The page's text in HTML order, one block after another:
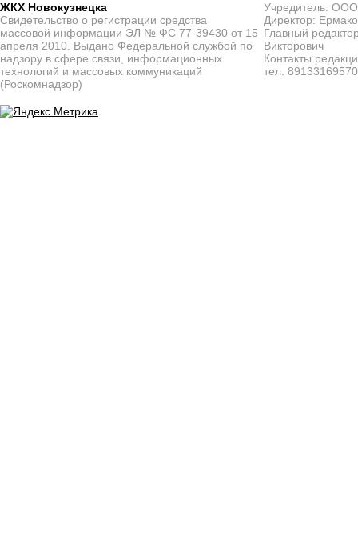
ЖКХ Новокузнецка
Свидетельство о регистрации средства
массовой информации ЭЛ № ФС 77-39430 от 15
апреля 2010. Выдано Федеральной службой по
надзору в сфере связи, информационных
технологий и массовых коммуникаций
(Роскомнадзор)
Учредитель:
Директор:
Главный
Викторович
Контакты
тел. 89133169570